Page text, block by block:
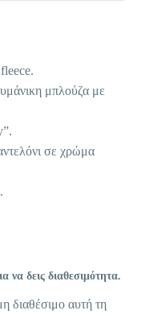
μπλούζα με
σε χρώμα
δεις διαθεσιμότητα.
διαθέσιμο αυτή τη